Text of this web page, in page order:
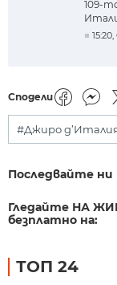
109-
Сподели
#Джиро
Последвайте ни
Гледайте НА
безплатно на:
ТОП 24